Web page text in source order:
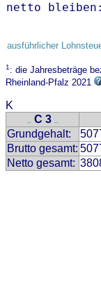
netto
ausführlicher
1: die Jahresbeträge
Rheinland-Pfalz 2021
K
.. C 3 ..
Grundgehalt:
Brutto gesamt:
Netto gesamt: